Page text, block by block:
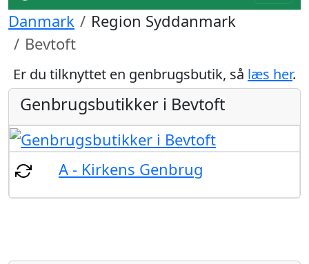
Danmark
Region Syddanmark
Bevtoft
Er du tilknyttet en genbrugsbutik, så læs her.
Genbrugsbutikker i Bevtoft
A - Kirkens Genbrug